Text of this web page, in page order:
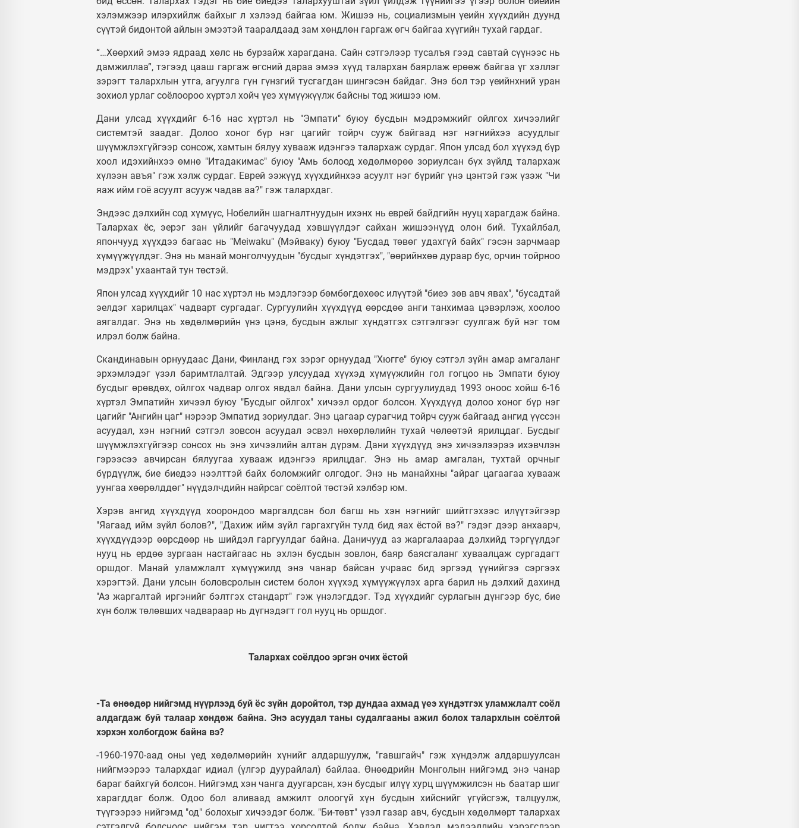
хэлэмжээр илэрхийлж байхыг л хэлээд байгаа юм. Жишээ нь, социализмын үеийн хүүхдийн дуунд
сүүтэй бидонтой айлын эмээтэй тааралдаад зам хөндлөн гаргаж өгч байгаа хүүгийн тухай гардаг.
“…Хөөрхий эмээ ядраад хөлс нь бурзайж харагдана. Сайн сэтгэлээр тусалъя гээд савтай сүүнээс нь
дамжиллаа”, тэгээд цааш гаргаж өгсний дараа эмээ хүүд талархан баярлаж ерөөж байгаа үг хэллэг
зэрэгт талархлын утга, агуулга гүн гүнзгий тусгагдан шингэсэн байдаг. Энэ бол тэр үеийнхний уран
зохиол урлаг соёлоороо хүртэл хойч үеэ хүмүүжүүлж байсны тод жишээ юм.
Дани улсад хүүхдийг 6-16 нас хүртэл нь "Эмпати" буюу бусдын мэдрэмжийг ойлгох хичээлийг
системтэй заадаг. Долоо хоног бүр нэг цагийг тойрч сууж байгаад нэг нэгнийхээ асуудлыг
шүүмжлэхгүйгээр сонсож, хамтын бялуу хувааж идэнгээ талархаж сурдаг. Япон улсад бол хүүхэд бүр
хоол идэхийнхээ өмнө "Итадакимас" буюу "Амь болоод хөдөлмөрөө зориулсан бүх зүйлд талархаж
хүлээн авъя" гэж хэлж сурдаг. Еврей ээжүүд хүүхдийнхээ асуулт нэг бүрийг үнэ цэнтэй гэж үзэж "Чи
яаж ийм гоё асуулт асууж чадав аа?" гэж талархдаг.
Эндээс дэлхийн сод хүмүүс, Нобелийн шагналтнуудын ихэнх нь еврей байдгийн нууц харагдаж байна.
Талархах ёс, эерэг зан үйлийг багачуудад хэвшүүлдэг сайхан жишээнүүд олон бий. Тухайлбал,
япончууд хүүхдээ багаас нь "Meiwaku" (Мэйваку) буюу "Бусдад төвөг удахгүй байх" гэсэн зарчмаар
хүмүүжүүлдэг. Энэ нь манай монголчуудын "бусдыг хүндэтгэх", "өөрийнхөө дураар бус, орчин тойрноо
мэдрэх" ухаантай тун төстэй.
Япон улсад хүүхдийг 10 нас хүртэл нь мэдлэгээр бөмбөгдөхөөс илүүтэй "биеэ зөв авч явах", "бусадтай
эелдэг харилцах" чадварт сургадаг. Сургуулийн хүүхдүүд өөрсдөө анги танхимаа цэвэрлэж, хоолоо
аягалдаг. Энэ нь хөдөлмөрийн үнэ цэнэ, бусдын ажлыг хүндэтгэх сэтгэлгээг суулгаж буй нэг том
илрэл болж байна.
Скандинавын орнуудаас Дани, Финланд гэх зэрэг орнуудад "Хюгге" буюу сэтгэл зүйн амар амгаланг
эрхэмлэдэг үзэл баримтлалтай. Эдгээр улсуудад хүүхэд хүмүүжлийн гол гогцоо нь Эмпати буюу
бусдыг өрөвдөх, ойлгох чадвар олгох явдал байна. Дани улсын сургуулиудад 1993 оноос хойш 6-16
хүртэл Эмпатийн хичээл буюу "Бусдыг ойлгох" хичээл ордог болсон. Хүүхдүүд долоо хоног бүр нэг
цагийг "Ангийн цаг" нэрээр Эмпатид зориулдаг. Энэ цагаар сурагчид тойрч сууж байгаад ангид үүссэн
асуудал, хэн нэгний сэтгэл зовсон асуудал эсвэл нөхөрлөлийн тухай чөлөөтэй ярилцдаг. Бусдыг
шүүмжлэхгүйгээр сонсох нь энэ хичээлийн алтан дүрэм. Дани хүүхдүүд энэ хичээлээрээ ихэвчлэн
гэрээсээ авчирсан бялуугаа хувааж идэнгээ ярилцдаг. Энэ нь амар амгалан, тухтай орчныг
бүрдүүлж, бие биедээ нээлттэй байх боломжийг олгодог. Энэ нь манайхны "айраг цагаагаа хувааж
уунгаа хөөрөлддөг" нүүдэлчдийн найрсаг соёлтой төстэй хэлбэр юм.
Хэрэв ангид хүүхдүүд хоорондоо маргалдсан бол багш нь хэн нэгнийг шийтгэхээс илүүтэйгээр
"Яагаад ийм зүйл болов?", "Дахиж ийм зүйл гаргахгүйн тулд бид яах ёстой вэ?" гэдэг дээр анхаарч,
хүүхдүүдээр өөрсдөөр нь шийдэл гаргуулдаг байна. Даничууд аз жаргалаараа дэлхийд тэргүүлдэг
нууц нь ердөө зургаан настайгаас нь эхлэн бусдын зовлон, баяр баясгаланг хуваалцаж сургадагт
оршдог. Манай уламжлалт хүмүүжилд энэ чанар байсан учраас бид эргээд үүнийгээ сэргээх
хэрэгтэй. Дани улсын боловсролын систем болон хүүхэд хүмүүжүүлэх арга барил нь дэлхий дахинд
"Аз жаргалтай иргэнийг бэлтгэх стандарт" гэж үнэлэгддэг. Тэд хүүхдийг сурлагын дүнгээр бус, бие
хүн болж төлөвших чадвараар нь дүгнэдэгт гол нууц нь оршдог.
Талархах соёлдоо эргэн очих ёстой
-Та өнөөдөр нийгэмд нүүрлээд буй ёс зүйн доройтол, тэр дундаа ахмад үеэ хүндэтгэх уламжлалт соёл
алдагдаж буй талаар хөндөж байна. Энэ асуудал таны судалгааны ажил болох талархлын соёлтой
хэрхэн холбогдож байна вэ?
-1960-1970-аад оны үед хөдөлмөрийн хүнийг алдаршуулж, "гавшгайч" гэж хүндэлж алдаршуулсан
нийгмээрээ талархдаг идиал (үлгэр дуурайлал) байлаа. Өнөөдрийн Монголын нийгэмд энэ чанар
бараг байхгүй болсон. Нийгэмд хэн чанга дуугарсан, хэн бусдыг илүү хурц шүүмжилсэн нь баатар шиг
харагддаг болж. Одоо бол аливаад амжилт олоогүй хүн бусдын хийснийг үгүйсгэж, талцуулж,
түүгээрээ нийгэмд "од" болохыг хичээдэг болж. "Би-төвт" үзэл газар авч, бусдын хөдөлмөрт талархах